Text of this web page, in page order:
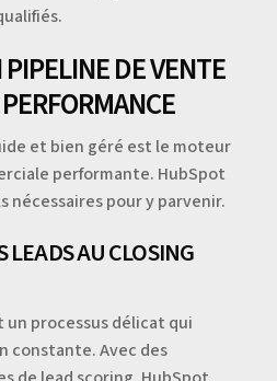
DE VENTE
et bien géré est le moteur
performante. HubSpot
nécessaires pour y parvenir.
LEADS AU CLOSING
un processus délicat qui
constante. Avec des